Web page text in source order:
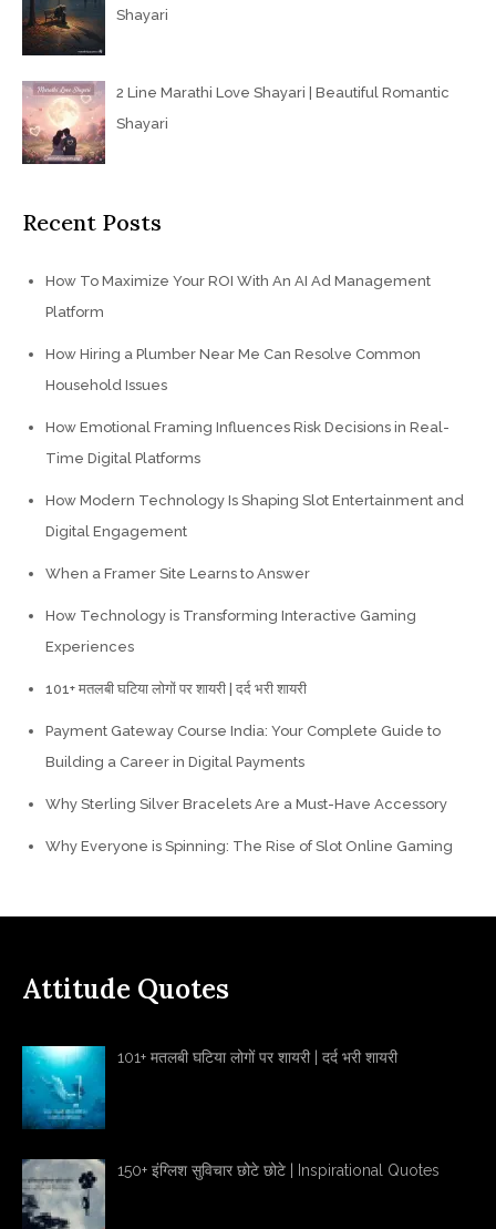
Shayari
2 Line Marathi Love Shayari | Beautiful Romantic
Shayari
Recent Posts
How To Maximize Your ROI With An AI Ad Management
Platform
How Hiring a Plumber Near Me Can Resolve Common
Household Issues
How Emotional Framing Influences Risk Decisions in Real-
Time Digital Platforms
How Modern Technology Is Shaping Slot Entertainment and
Digital Engagement
When a Framer Site Learns to Answer
How Technology is Transforming Interactive Gaming
Experiences
101+ मतलबी घटिया लोगों पर शायरी | दर्द भरी शायरी
Payment Gateway Course India: Your Complete Guide to
Building a Career in Digital Payments
Why Sterling Silver Bracelets Are a Must-Have Accessory
Why Everyone is Spinning: The Rise of Slot Online Gaming
Attitude Quotes
101+ मतलबी घटिया लोगों पर शायरी | दर्द भरी शायरी
150+ इंग्लिश सुविचार छोटे छोटे | Inspirational Quotes